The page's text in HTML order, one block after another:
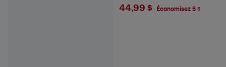
$44.99
44,99 $ Économisez 5 $